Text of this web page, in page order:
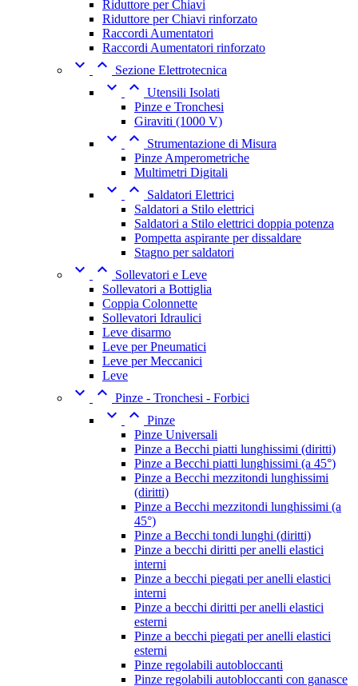
Riduttore per Chiavi
Riduttore per Chiavi rinforzato
Raccordi Aumentatori
Raccordi Aumentatori rinforzato
  Sezione Elettrotecnica
  Utensili Isolati
Pinze e Tronchesi
Giraviti (1000 V)
 
Strumentazione di Misura
Pinze Amperometriche
Multimetri Digitali
 
Saldatori Elettrici
Saldatori a Stilo elettrici
Saldatori a Stilo elettrici doppia potenza
Pompetta aspirante per dissaldare
Stagno per saldatori
 
Sollevatori e Leve
Sollevatori a Bottiglia
Coppia Colonnette
Sollevatori Idraulici
Leve disarmo
Leve per Pneumatici
Leve per Meccanici
Leve
  Pinze - Tronchesi - Forbici
  Pinze
Pinze Universali
Pinze a Becchi piatti lunghissimi (diritti)
Pinze a Becchi piatti lunghissimi (a 45°)
Pinze a Becchi mezzitondi lunghissimi
(diritti)
Pinze a Becchi mezzitondi lunghissimi (a
45°)
Pinze a Becchi tondi lunghi (diritti)
Pinze a becchi diritti per anelli elastici
interni
Pinze a becchi piegati per anelli elastici
interni
Pinze a becchi diritti per anelli elastici
esterni
Pinze a becchi piegati per anelli elastici
esterni
Pinze regolabili autobloccanti
Pinze regolabili autobloccanti con ganasce